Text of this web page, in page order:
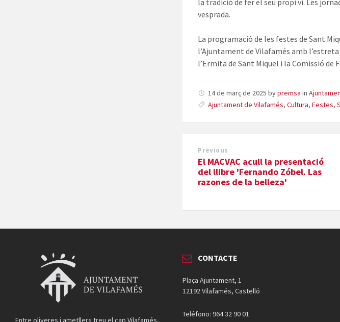
la tradició de fer el seu propi vi. Les
vesprada.
La programació de les festes de Sant
l’Ajuntament de Vilafamés amb
l’Ermita de Sant Miquel i la Comissió de
14 de març de 2025bypremsa in
Ajuntament de Vilafamés,Cultura,Festes,
Previous
El MACVAC acull la presentació
del llibre 'Fernando Zóbel. Las
razones de la belleza'
Entre oliveres i ametllers treu el cap Vilafamés,
CONTACTE
Plaça Ajuntament, 1
12192 Vilafamés, Castelló
Teléfono: 964 32 90 01